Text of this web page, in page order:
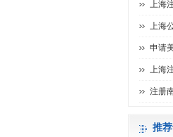
上海
上海
申请
上海
注册
推